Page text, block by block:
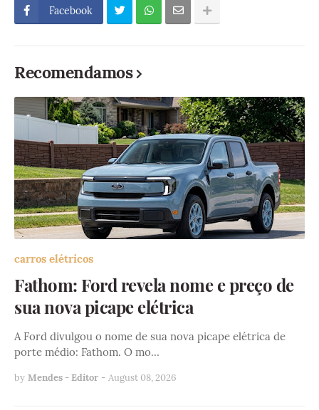
Facebook
Recomendamos
carros elétricos
Fathom: Ford revela nome e preço de
sua nova picape elétrica
A Ford divulgou o nome de sua nova picape elétrica de
porte médio: Fathom. O mo…
by Mendes - Editor - August 08, 2026